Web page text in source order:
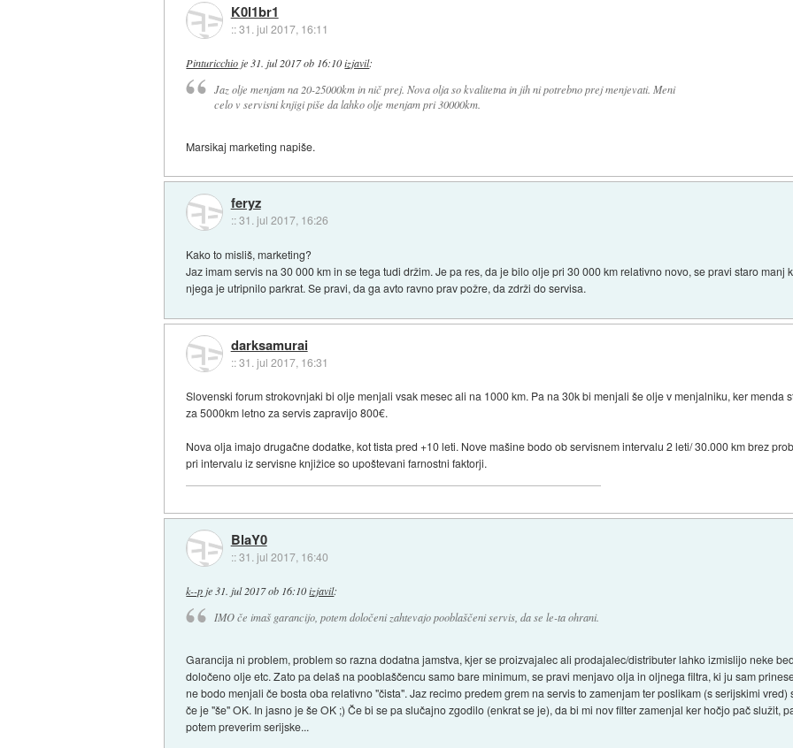
K0l1br1
::31. jul 2017, 16:11
Pinturicchio je 31. jul 2017 ob 16:10 izjavil:
Jaz olje menjam na 20-25000km in nič prej. Nova olja so kvalitetna in jih ni potrebno prej menjevati. Meni
celo v servisni knjigi piše da lahko olje menjam pri 30000km.
Marsikaj marketing napiše.
feryz
::31. jul 2017, 16:26
Kako to misliš, marketing?
Jaz imam servis na 30 000 km in se tega tudi držim. Je pa res, da je bilo olje pri 30 000 km relativno novo, se pravi staro manj
njega je utripnilo parkrat. Se pravi, da ga avto ravno prav požre, da zdrži do servisa.
darksamurai
::31. jul 2017, 16:31
Slovenski forum strokovnjaki bi olje menjali vsak mesec ali na 1000 km. Pa na 30k bi menjali še olje v menjalniku, ker menda
za 5000km letno za servis zapravijo 800€.
Nova olja imajo drugačne dodatke, kot tista pred +10 leti. Nove mašine bodo ob servisnem intervalu 2 leti/ 30.000 km brez
pri intervalu iz servisne knjižice so upoštevani farnostni faktorji.
BlaY0
::31. jul 2017, 16:40
k--p je 31. jul 2017 ob 16:10 izjavil:
IMO če imaš garancijo, potem določeni zahtevajo pooblaščeni servis, da se le-ta ohrani.
Garancija ni problem, problem so razna dodatna jamstva, kjer se proizvajalec ali prodajalec/distributer lahko izmislijo neke
določeno olje etc. Zato pa delaš na pooblaščencu samo bare minimum, se pravi menjavo olja in oljnega filtra, ki ju sam
ne bodo menjali če bosta oba relativno "čista". Jaz recimo predem grem na servis to zamenjam ter poslikam (s serijskimi
če je "še" OK. In jasno je še OK ;) Če bi se pa slučajno zgodilo (enkrat se je), da bi mi nov filter zamenjal ker hočjo pač služit,
potem preverim serijske...